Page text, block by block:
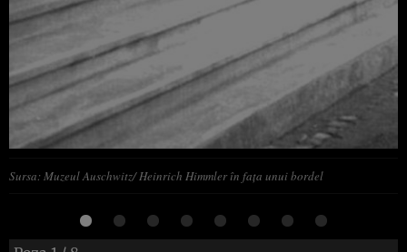
Sursa: Muzeul Auschwitz/ Heinrich Himmler în faţa unui bordel